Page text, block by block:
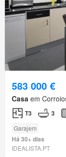
583 000 €
Casa em
T3 3
Garajem
Há 30+ dias
IDEALISTA.PT